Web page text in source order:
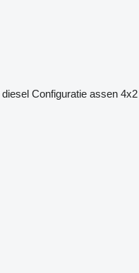
diesel Configuratie assen 4x2